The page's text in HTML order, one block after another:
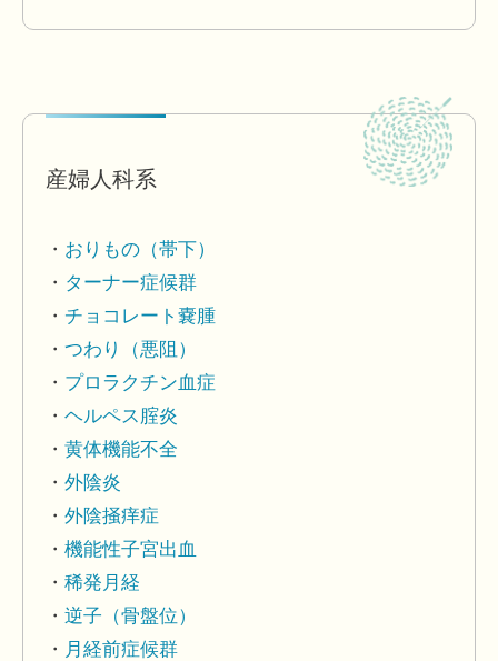
産婦人科系
おりもの（帯下）
ターナー症候群
チョコレート嚢腫
つわり（悪阻）
プロラクチン血症
ヘルペス腟炎
黄体機能不全
外陰炎
外陰掻痒症
機能性子宮出血
稀発月経
逆子（骨盤位）
月経前症候群